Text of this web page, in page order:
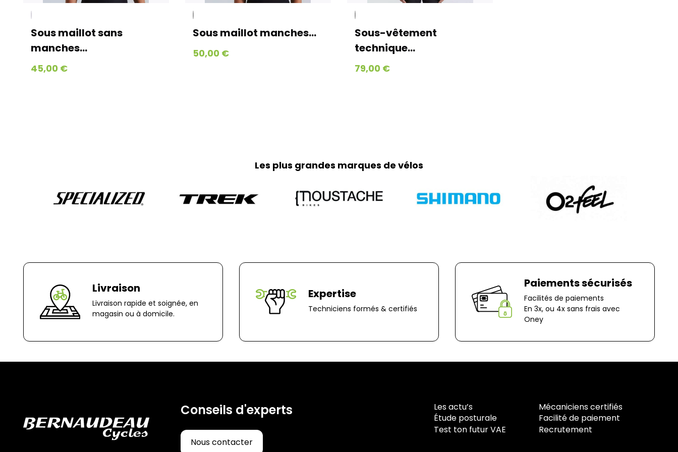
jours ouvrés jusqu’à votre domicile. (Pas d’expédition les week-ends
et jours fériés)
Home-trainer et colis de plus de 10 kg :
frais de retour sont à votre charge, sauf en cas d'erreur de notre
part. Pour toute question, n'hésitez pas à nous contacter au
0251064787 ou par e-mail à marketing@bernaudeaucycles.fr.
Adresse de retour :
Sous maillot sans
manches...
45,00 €
Sous maillot manches...
50,00 €
Sous-vêtement
technique...
79,00 €
Les plus grandes marques de vélos
Livraison
Livraison rapide et soignée, en
magasin ou à domicile.
Expertise
Techniciens formés & certifiés
Paiements sécurisés
Facilités de paiements
En 3x, ou 4x sans frais avec
Oney
Conseils d'experts
Nous contacter
Les actu’s
Mécaniciens certifiés
Étude posturale
Facilité de paiement
Test ton futur VAE
Recrutement